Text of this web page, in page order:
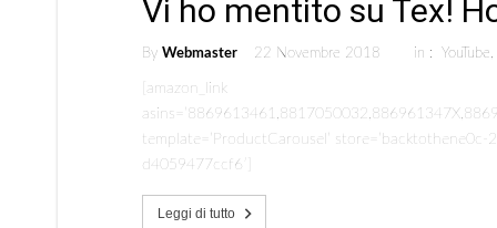
Vi ho mentito su Tex!
By Webmaster 22 Novembre 2018 in : YouTube,
[amazon_link
template=’ProductCarousel’ store=’backtothene0c-
d4059477ccf6′]
Leggi di tutto